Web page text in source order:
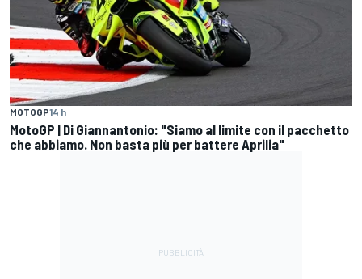
MOTOGP14 h
MotoGP | Di Giannantonio: "Siamo al limite con il pacchetto
che abbiamo. Non basta più per battere Aprilia"